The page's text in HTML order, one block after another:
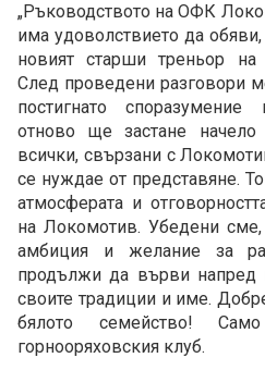
„Ръководството на ОФК
има удоволствието да
новият старши треньор на
След проведени разговори
постигнато
отново ще застане начело
всички, свързани с
се нуждае от представяне.
атмосферата и
на Локомотив. Убедени сме,
амбиция и желание за
продължи да върви напред
своите традиции и име.
бялото семейство!
горнооряховския клуб.